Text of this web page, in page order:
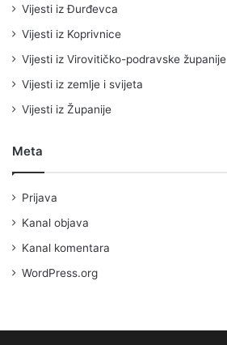
Vijesti iz Đurđevca
Vijesti iz Koprivnice
Vijesti iz Virovitičko-podravske županije
Vijesti iz zemlje i svijeta
Vijesti iz Županije
Meta
Prijava
Kanal objava
Kanal komentara
WordPress.org